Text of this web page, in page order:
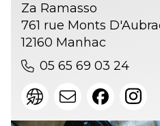
Za Ramasso
761 rue Monts
12160 Manhac
05 65 69 03 24